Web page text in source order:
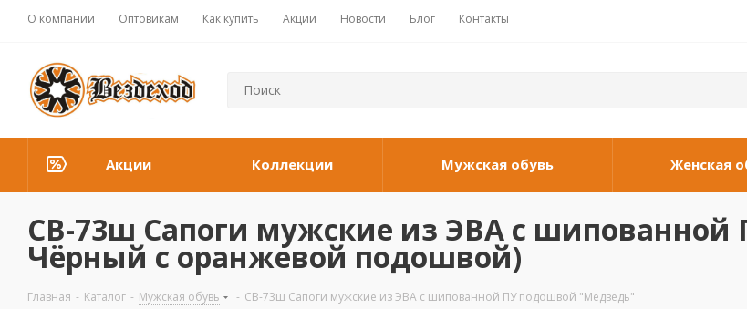
О компании Оптовикам Как купить Акции Новости Блог Контакты
Акции Коллекции Мужская обувь Женская
СВ-73ш Сапоги мужские из ЭВА с
Чёрный с оранжевой подошвой)
Главная - Каталог - Мужская обувь - СВ-73ш Сапоги мужские из ЭВА с шипованной ПУ подошвой "Медведь"